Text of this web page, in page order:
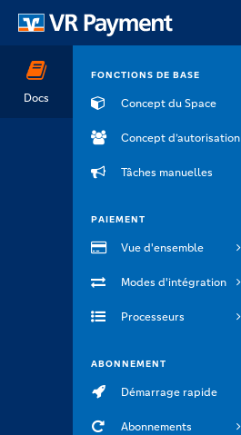
Docs
FONCTIONS DE BASE
Concept du Space
Concept d’autorisation
Tâches manuelles
PAIEMENT
Vue d'ensemble
Modes d'intégration
Processeurs
ABONNEMENT
Démarrage rapide
Abonnements